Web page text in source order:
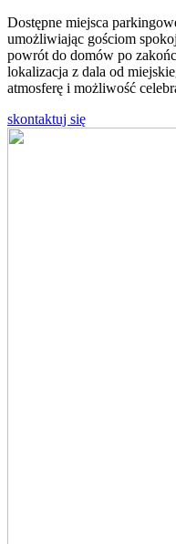
Dostępne miejsca
umożliwiając gościom
powrót do domów po
lokalizacja z dala od
atmosferę i możliwość
skontaktuj się